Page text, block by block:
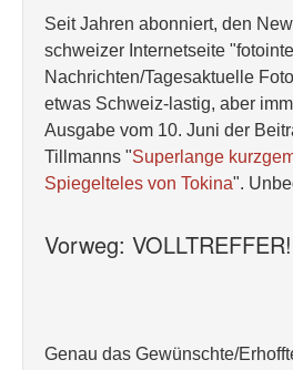
Seit Jahren abonniert, den
schweizer Internetseite
Nachrichten/Tagesaktuelle
etwas Schweiz-lastig, aber
Ausgabe vom 10. Juni der
Tillmanns "Superlange
Spiegelteles von Tokina".
Vorweg: VOLLTREFFER!
Genau das Gewünschte/